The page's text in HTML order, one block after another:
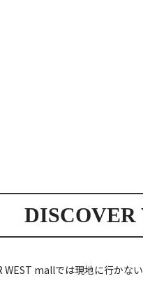
DISCOVER
WEST mallでは現地に行かな